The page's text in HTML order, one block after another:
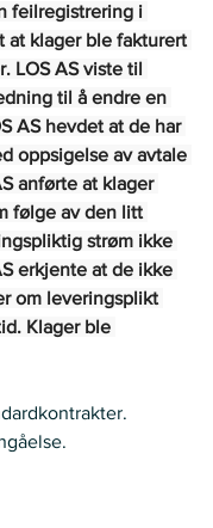
feilregistrering i
at klager ble fakturert
LOS AS viste til
til å endre en
AS hevdet at de har
oppsigelse av avtale
anførte at klager
følge av den litt
strøm ikke
erkjente at de ikke
om leveringsplikt
Klager ble